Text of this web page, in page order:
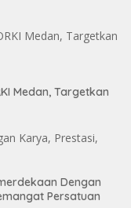
Medan, Targetkan
Dengan
Persatuan